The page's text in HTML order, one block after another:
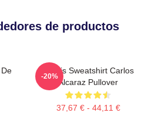
de productos
Tennis Sweatshirt Carlos
Alcaraz Pullover
37,67 € - 44,11 €
-20%